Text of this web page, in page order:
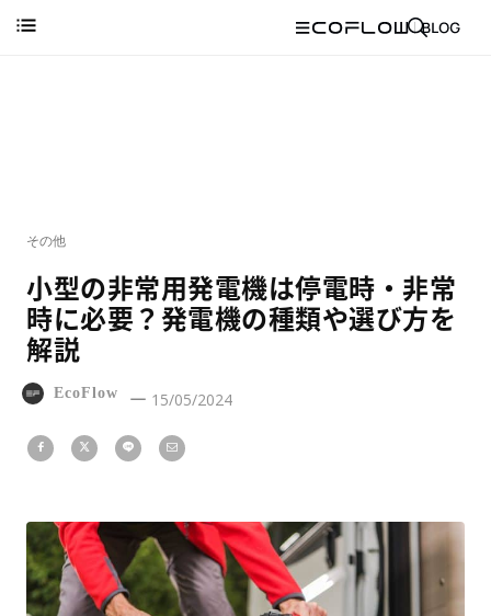
その他
小型の非常用発電機は停電時・非常
時に必要？発電機の種類や選び方を
解説
EcoFlow 15/05/2024